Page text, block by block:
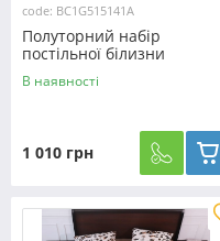
code: BC1G515141А
Полуторний набір
постільної білизни
150*220 із Бязі "Gold"
№515141А Черешенька™
В наявності
1 010 грн